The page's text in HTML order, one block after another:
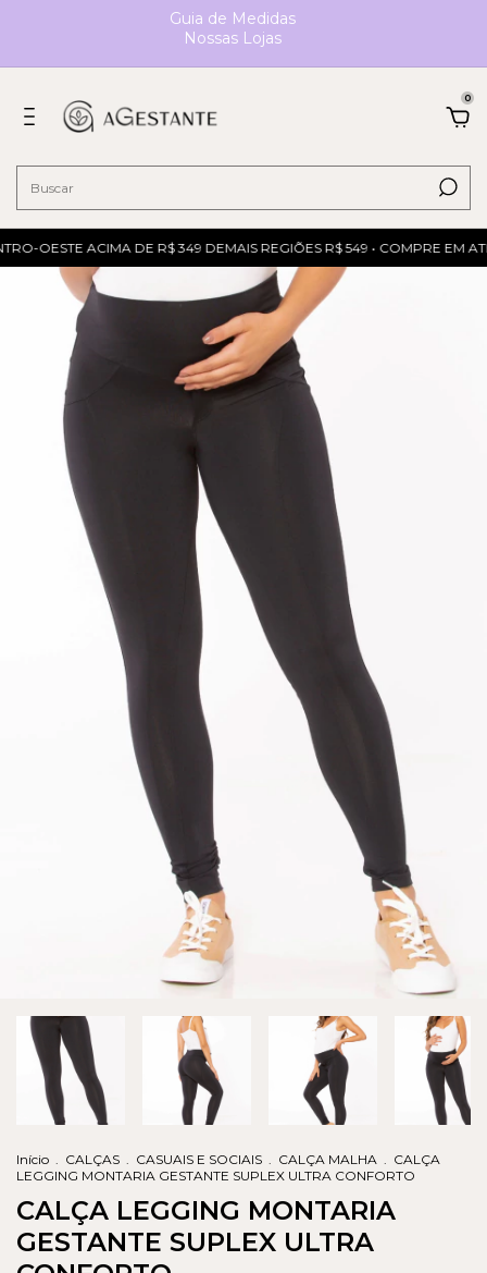
Guia de Medidas
Nossas Lojas
0
OESTE ACIMA DE R$ 349 DEMAIS REGIÕES R$ 549 • COMPRE EM
Início . CALÇAS . CASUAIS E SOCIAIS . CALÇA MALHA . CALÇA
LEGGING MONTARIA GESTANTE SUPLEX ULTRA CONFORTO
CALÇA LEGGING MONTARIA
GESTANTE SUPLEX ULTRA